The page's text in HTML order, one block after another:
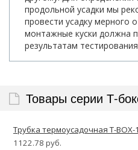
продольной усадки мы
провести усадку мерного
монтажные куски должна
результатам
Товары серии Т-
Трубка термоусадочная Т-
1122.78 руб.